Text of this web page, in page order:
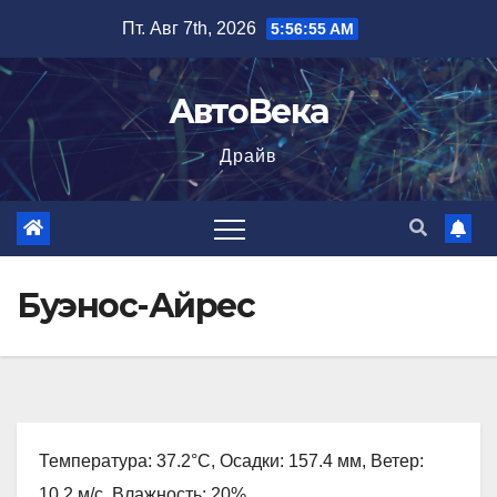
содержимому
Пт. Авг 7th, 2026 5:56:56 AM
АвтоВека
Драйв
Буэнос-Айрес
Температура: 37.2°C, Осадки: 157.4 мм, Ветер: